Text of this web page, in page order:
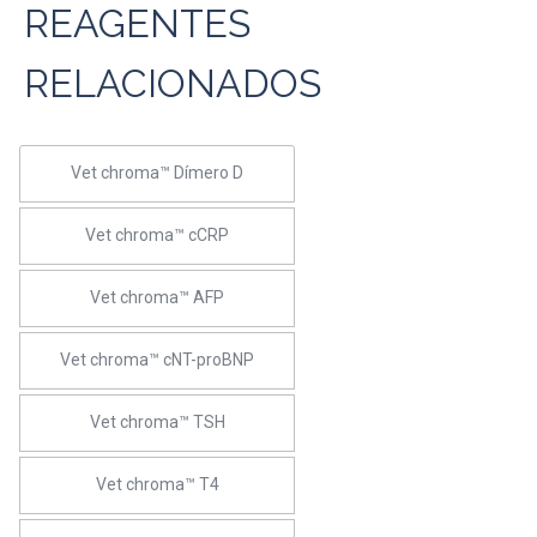
REAGENTES
RELACIONADOS
Vet chroma™ Dímero D
Vet chroma™ cCRP
Vet chroma™ AFP
Vet chroma™ cNT-proBNP
Vet chroma™ TSH
Vet chroma™ T4